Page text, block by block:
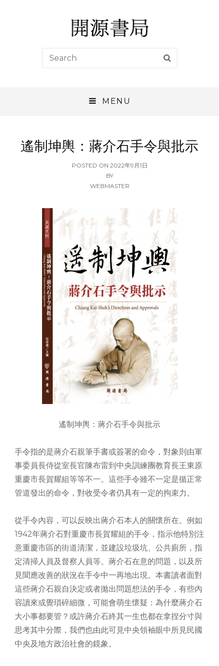
開源書局
開源書局出版有限公司
Search
for:
MENU
遙制坤輿：蔣介石手令與批示
POSTED ON POSTED
ON
2022年9月1日
BY
WEBMASTER
遙制坤輿：蔣介石手令與批示
手令指的是蔣介石親筆手書或簽署的命令，對象則由軍
事委員長侍從室長官陳布雷到中央訓練團教育長王東原
重慶市長賀耀組等等不一。這些手令雖不一定是循正常
管道發出的命令，對收受令者仍具有一定的拘束力。
從手令內容，可以反映出蔣介石本人的關懷所在。例如
1942年蔣介石對重慶市長賀耀組的手令，指示他特別注
意重慶市區的街道清潔，並建設垃圾坑、公共廁所，指
定清掃人員及督察人員等。蔣介石在意的問題，以及所
見聞應改善的狀況在手令中一再地出現。本書讀者面對
這些蔣介石親自決定或者拋出問題想法的手令，有些內
容讀來或覺瑣碎細微，可能會萌生懷疑：為什麼蔣介石
大小事都要管？或許蔣介石終其一生也都在拿捏分寸與
思考其中分際，我們也由此可見中央領袖眼中所見民國
中央及地方政治社會的鏡象。